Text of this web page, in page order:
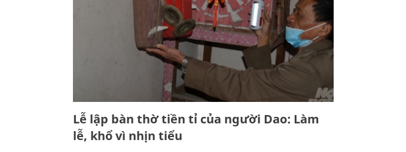
Lễ lập bàn thờ tiền tỉ của người Dao: Làm
lễ, khổ vì nhịn tiểu